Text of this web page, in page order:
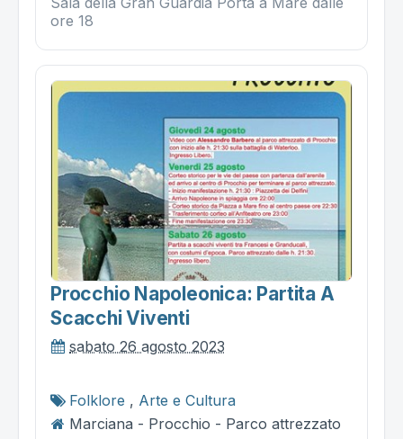
ore 18
Procchio Napoleonica: Partita A
Scacchi Viventi
sabato 26 agosto 2023
Folklore , Arte e Cultura
Marciana - Procchio - Parco attrezzato